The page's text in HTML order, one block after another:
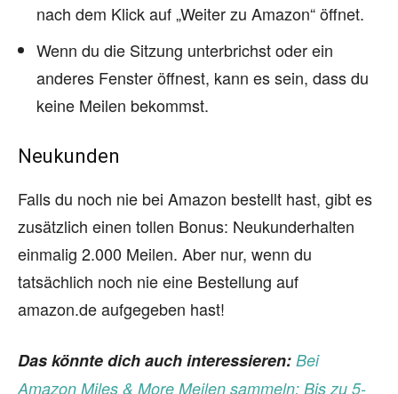
nach dem Klick auf „Weiter zu Amazon“ öffnet.
Wenn du die Sitzung unterbrichst oder ein
anderes Fenster öffnest, kann es sein, dass du
keine Meilen bekommst.
Neukunden
Falls du noch nie bei Amazon bestellt hast, gibt es
zusätzlich einen tollen Bonus: Neukunderhalten
einmalig 2.000 Meilen. Aber nur, wenn du
tatsächlich noch nie eine Bestellung auf
amazon.de aufgegeben hast!
Das könnte dich auch interessieren: Bei
Amazon Miles & More Meilen sammeln: Bis zu 5-